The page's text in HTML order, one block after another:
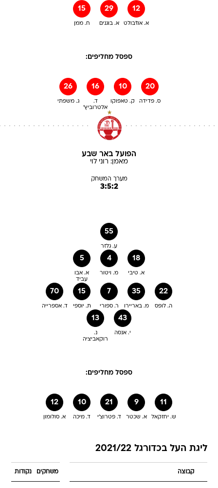
15
ח. ממן
29
א. בוגנים
12
א. אוז'בולט
ספסל מחליפים:
26
ג. משפתי
16
ד.
אלטרוביץ'
10
ק. טאפוקו
20
ס. פדידה
הפועל באר שבע
מאמן: רוני לוי
מערך המשחק
3:5:2
55
ע. גלזר
5
א. אבו
עביד
4
מ. ויטור
18
א. טיבי
70
ד. אספרייה
15
ת. יוספי
7
ר. ספורי
35
מ. באריירו
22
ה. לופס
13
נ.
רוקאביציה
43
י. אנסה
ספסל מחליפים:
12
א. סולומון
10
ד. מיכה
21
ד. פטרוצ'י
9
א. שכטר
11
ש. יחזקאל
ליגת העל בכדורגל 2021/22
קבוצה משחקים נקודות